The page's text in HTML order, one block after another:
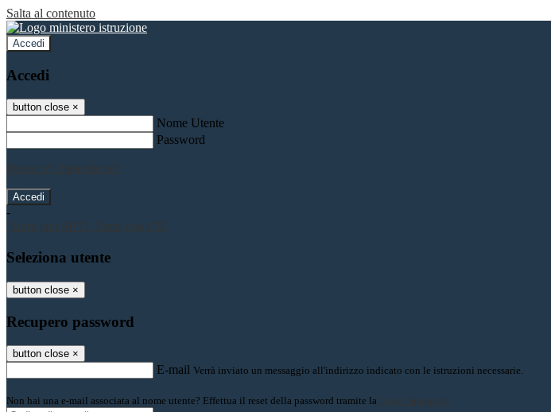
Salta al contenuto
Accedi
Accedi
button close ×
Nome Utente
Password
Password dimenticata?
-
Entra con SPID
Entra con CIE
Seleziona utente
button close ×
Recupero password
button close ×
E-mail Verrà inviato un messaggio all'indirizzo indicato con le istruzioni necessarie.
Non hai una e-mail associata al nome utente? Effettua il reset della password tramite la Login Spaggiari